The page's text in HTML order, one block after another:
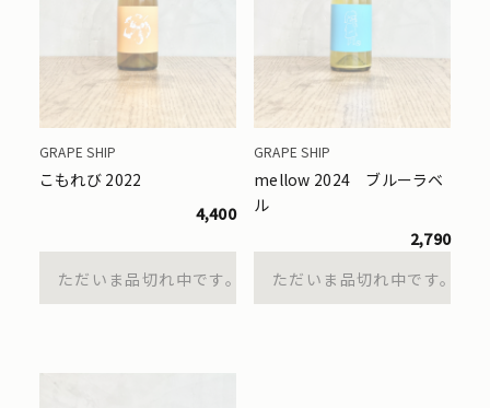
GRAPE SHIP
こもれび 2022
4,400
ただいま品切れ中です。
GRAPE SHIP
mellow 2024 ブルーラベ
ル
2,790
ただいま品切れ中です。